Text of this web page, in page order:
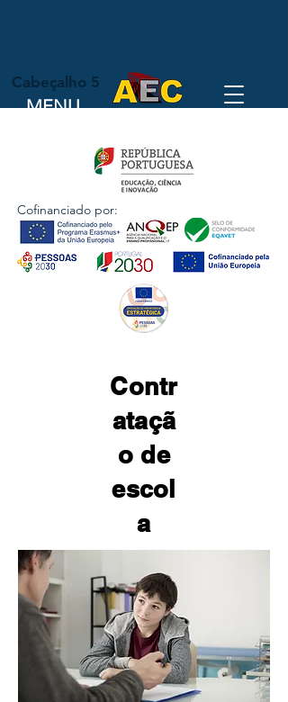
Cofinanciado por:
MENU
Cabeçalho 5
Contr
ataçã
o de
escol
a